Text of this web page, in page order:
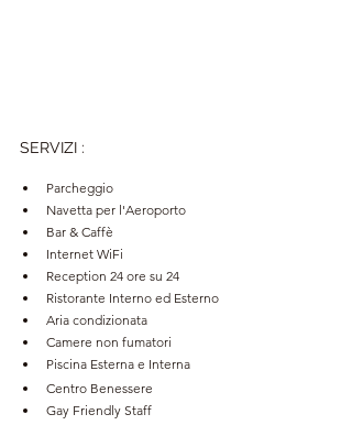
SERVIZI :
Parcheggio
Navetta per l'Aeroporto
Bar & Caffè
Internet WiFi
Reception 24 ore su 24
Ristorante Interno ed Esterno
Aria condizionata
Camere non fumatori
Piscina Esterna e Interna
Centro Benessere
Gay Friendly Staff